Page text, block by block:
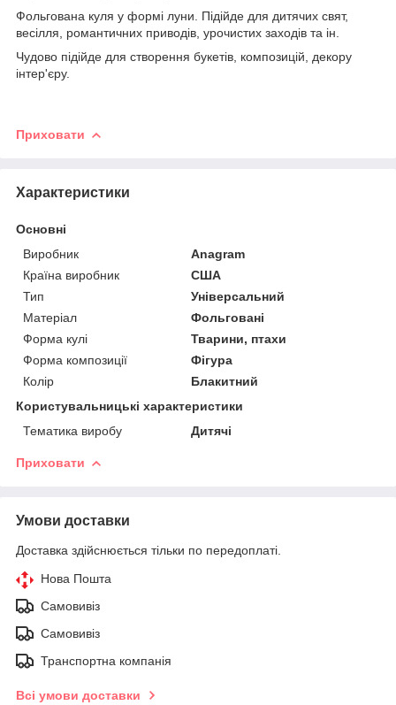
Фольгована куля у формі луни. Підійде для дитячих свят,
весілля, романтичних приводів, урочистих заходів та ін.
Чудово підійде для створення букетів, композицій, декору
інтер'єру.
Приховати
Характеристики
Основні
Виробник
Anagram
Країна виробник
США
Тип
Універсальний
Матеріал
Фольговані
Форма кулі
Тварини, птахи
Форма композиції
Фігура
Колір
Блакитний
Користувальницькі характеристики
Тематика виробу
Дитячі
Приховати
Умови доставки
Доставка здійснюється тільки по передоплаті.
Нова Пошта
Самовивіз
Самовивіз
Транспортна компанія
Всі умови доставки